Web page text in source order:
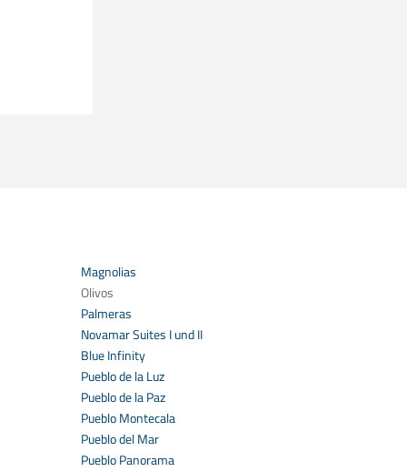
Magnolias
Olivos
Palmeras
Novamar Suites I und II
Blue Infinity
Pueblo de la Luz
Pueblo de la Paz
Pueblo Montecala
Pueblo del Mar
Pueblo Panorama